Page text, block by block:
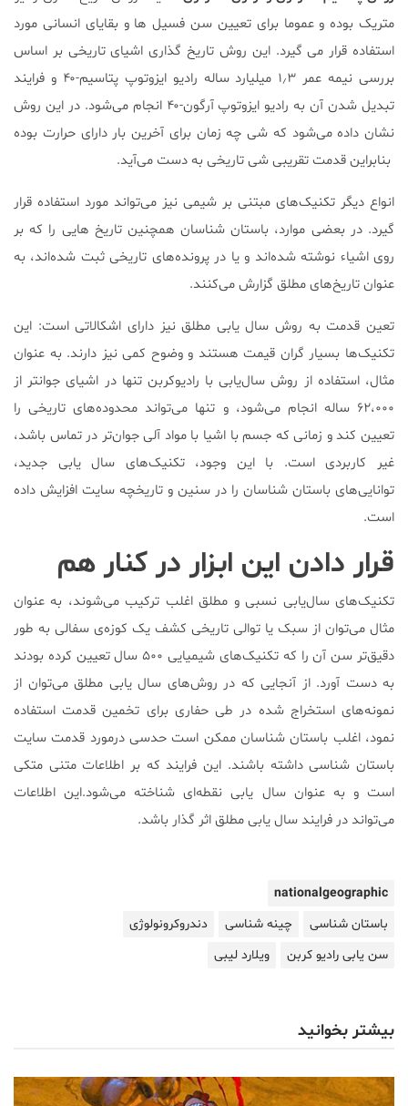
متریک بوده و عموما برای تعیین سن فسیل ها و بقایای انسانی مورد
استفاده قرار می گیرد. این روش تاریخ ‌گذاری اشیای تاریخی بر اساس
بررسی نیمه عمر ۱٫۳ میلیارد ساله رادیو ایزوتوپ پتاسیم-۴۰ و فرایند
تبدیل شدن آن به رادیو ایزوتوپ آرگون-۴۰ انجام می‌شود. در این روش
نشان داده می‌شود که شی چه زمان برای آخرین بار دارای حرارت بوده
بنابراین قدمت تقریبی شی تاریخی به دست می‌آید.
انواع دیگر تکنیک‌های مبتنی بر شیمی نیز می‌تواند مورد استفاده قرار
گیرد. در بعضی موارد، باستان شناسان همچنین تاریخ هایی را که بر
روی اشیاء نوشته شده‌اند و یا در پرونده‌های تاریخی ثبت شده‌اند، به
عنوان تاریخ‌های مطلق گزارش می‌کنند.
تعین قدمت به روش سال یابی مطلق نیز دارای اشکالاتی است: این
تکنیک‌ها بسیار گران قیمت هستند و وضوح کمی نیز دارند. به عنوان
مثال، استفاده از روش سال‌یابی با رادیوکربن تنها در اشیای جوانتر از
۶۲،۰۰۰ ساله انجام می‌شود، و تنها می‌تواند محدوده‌های تاریخی را
تعیین کند و زمانی که جسم با اشیا با مواد آلی جوان‌تر در تماس باشد،
غیر کاربردی است. با این وجود، تکنیک‌های سال یابی جدید،
توانایی‌های باستان شناسان را در سنین و تاریخچه سایت افزایش داده
است.
قرار دادن این ابزار در کنار هم
تکنیک‌های سال‌یابی نسبی و مطلق اغلب ترکیب می‌شوند، به عنوان
مثال می‌‌توان از سبک یا توالی تاریخی کشف یک کوزه‌ی سفالی به طور
دقیق‌تر سن آن را که تکنیک‌های شیمیایی ۵۰۰ سال تعیین کرده بودند
به دست آورد. از آنجایی که در روش‌های سال یابی مطلق می‌توان از
نمونه‌های استخراج شده در طی حفاری برای تخمین قدمت استفاده
نمود، اغلب باستان شناسان ممکن است حدسی درمورد قدمت سایت
باستان‌ شناسی داشته باشند. این فرایند که بر اطلاعات متنی متکی
است و به عنوان سال یابی نقطه‌ای شناخته می‌شود.این اطلاعات
می‌تواند در فرایند سال یابی مطلق اثر گذار باشد.
nationalgeographic
باستان شناسی
چینه شناسی
دندروکرونولوژی
سن یابی رادیو کربن
ویلارد لیبی
بیشتر بخوانید